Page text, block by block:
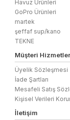
Havuz Ürünleri
GoPro Ürünleri
martek
şeffaf sup/kano
TEKNE
Müşteri
Üyelik Sözleşmesi
İade Şartları
Mesafeli Satış
Kişisel Verileri
İletişim